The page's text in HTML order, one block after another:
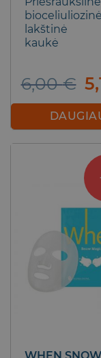
bioceliuliozinė
lakštinė
kaukė
6,00€